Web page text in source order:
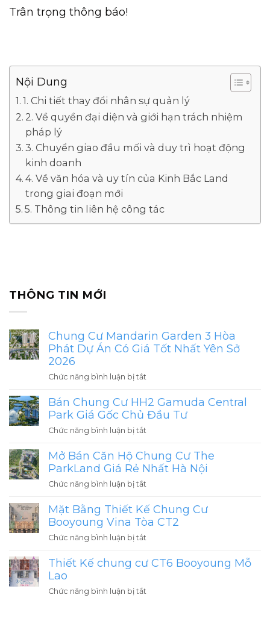
Trân trọng thông báo!
Nội Dung
1. Chi tiết thay đổi nhân sự quản lý
2. Về quyền đại diện và giới hạn trách nhiệm
pháp lý
3. Chuyển giao đầu mối và duy trì hoạt động
kinh doanh
4. Về văn hóa và uy tín của Kinh Bắc Land
trong giai đoạn mới
5. Thông tin liên hệ công tác
THÔNG TIN MỚI
Chung Cư Mandarin Garden 3 Hòa
Phát Dự Án Có Giá Tốt Nhất Yên Sở
2026
Chức năng bình luận bị tắt
Cư
Mandarin
Phát
Dự
Án
Giá
Tốt
Sở
2026
Bán Chung Cư HH2 Gamuda Central
Park Giá Gốc Chủ Đầu Tư
Chức năng bình luận bị tắt
Chung
Cư
Central
Park
Giá
Gốc
Đầu
Mở Bán Căn Hộ Chung Cư The
ParkLand Giá Rẻ Nhất Hà Nội
Chức năng bình luận bị tắt
Bán
Căn
The
Giá
Mặt Bằng Thiết Kế Chung Cư
Booyoung Vina Tòa CT2
Chức năng bình luận bị tắt
Bằng
Thiết Kế chung cư CT6 Booyoung Mỗ
Lao
Chức năng bình luận bị tắt